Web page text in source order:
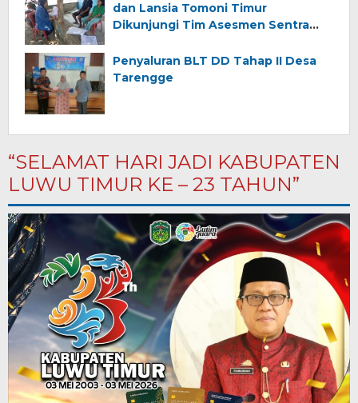
dan Lansia Tomoni Timur
Dikunjungi Tim Asesmen Sentra
Penyaluran BLT DD Tahap II Desa
Tarengge
“SELAMAT HARI JADI KABUPATEN
LUWU TIMUR KE – 23 TAHUN”